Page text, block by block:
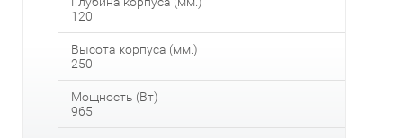
120
Высота корпуса (мм.)
250
Мощность (Вт)
965